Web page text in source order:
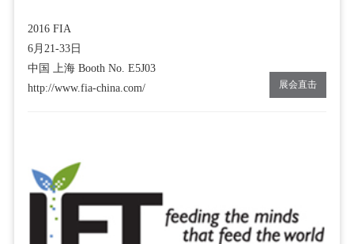
2016 FIA
6月21-33日
中国 上海 Booth No. E5J03
http://www.fia-china.com/
展会直击